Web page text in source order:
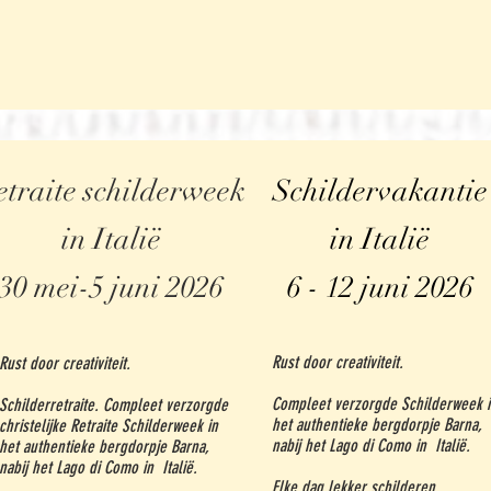
Rust door creativiteit.
Schilderretraite. Compleet verzorgde
christelijke Retraite Schilderweek in
het authentieke bergdorpje Barna,
nabij het Lago di Como in Italië.
schilderweek
in Italië
mei-5 juni2026
Schildervakantie
in Italië
6 - 12 juni 2026
Rust door creativiteit.
Compleet verzorgde Schilderweek
het authentieke bergdorpje Barna,
nabij het Lago di Como in Italië.